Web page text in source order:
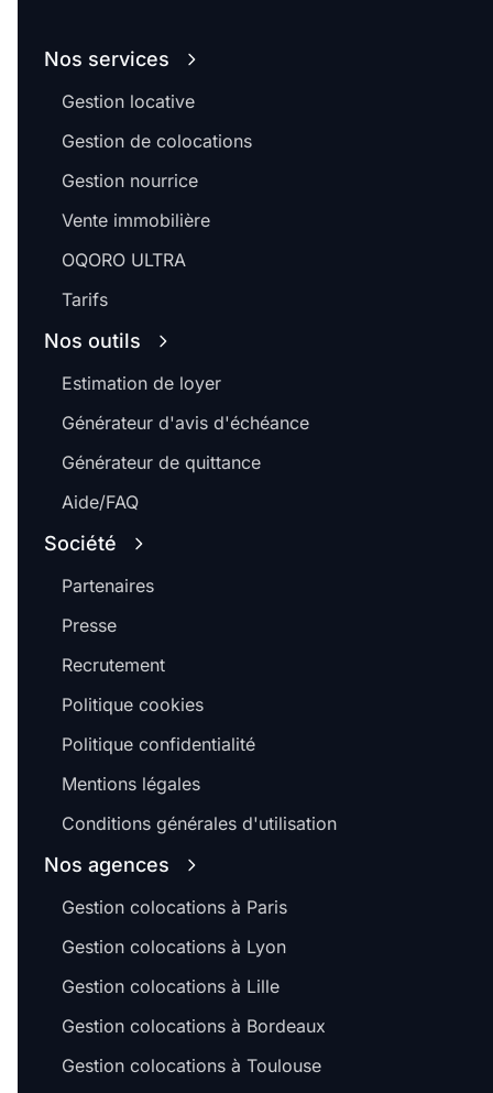
Nos services
Gestion locative
Gestion de colocations
Gestion nourrice
Vente immobilière
OQORO ULTRA
Tarifs
Nos outils
Estimation de loyer
Générateur d'avis d'échéance
Générateur de quittance
Aide/FAQ
Société
Partenaires
Presse
Recrutement
Politique cookies
Politique confidentialité
Mentions légales
Conditions générales d'utilisation
Nos agences
Gestion colocations à Paris
Gestion colocations à Lyon
Gestion colocations à Lille
Gestion colocations à Bordeaux
Gestion colocations à Toulouse